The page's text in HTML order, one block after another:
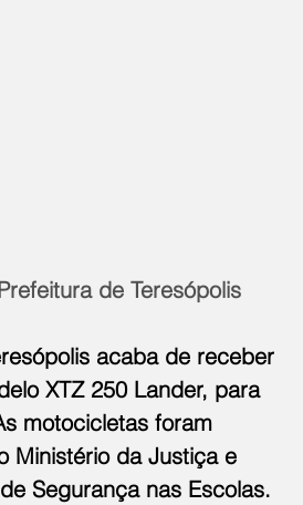
de Teresópolis
acaba de receber
XTZ 250 Lander, para
motocicletas foram
Ministério da Justiça e
Segurança nas Escolas.